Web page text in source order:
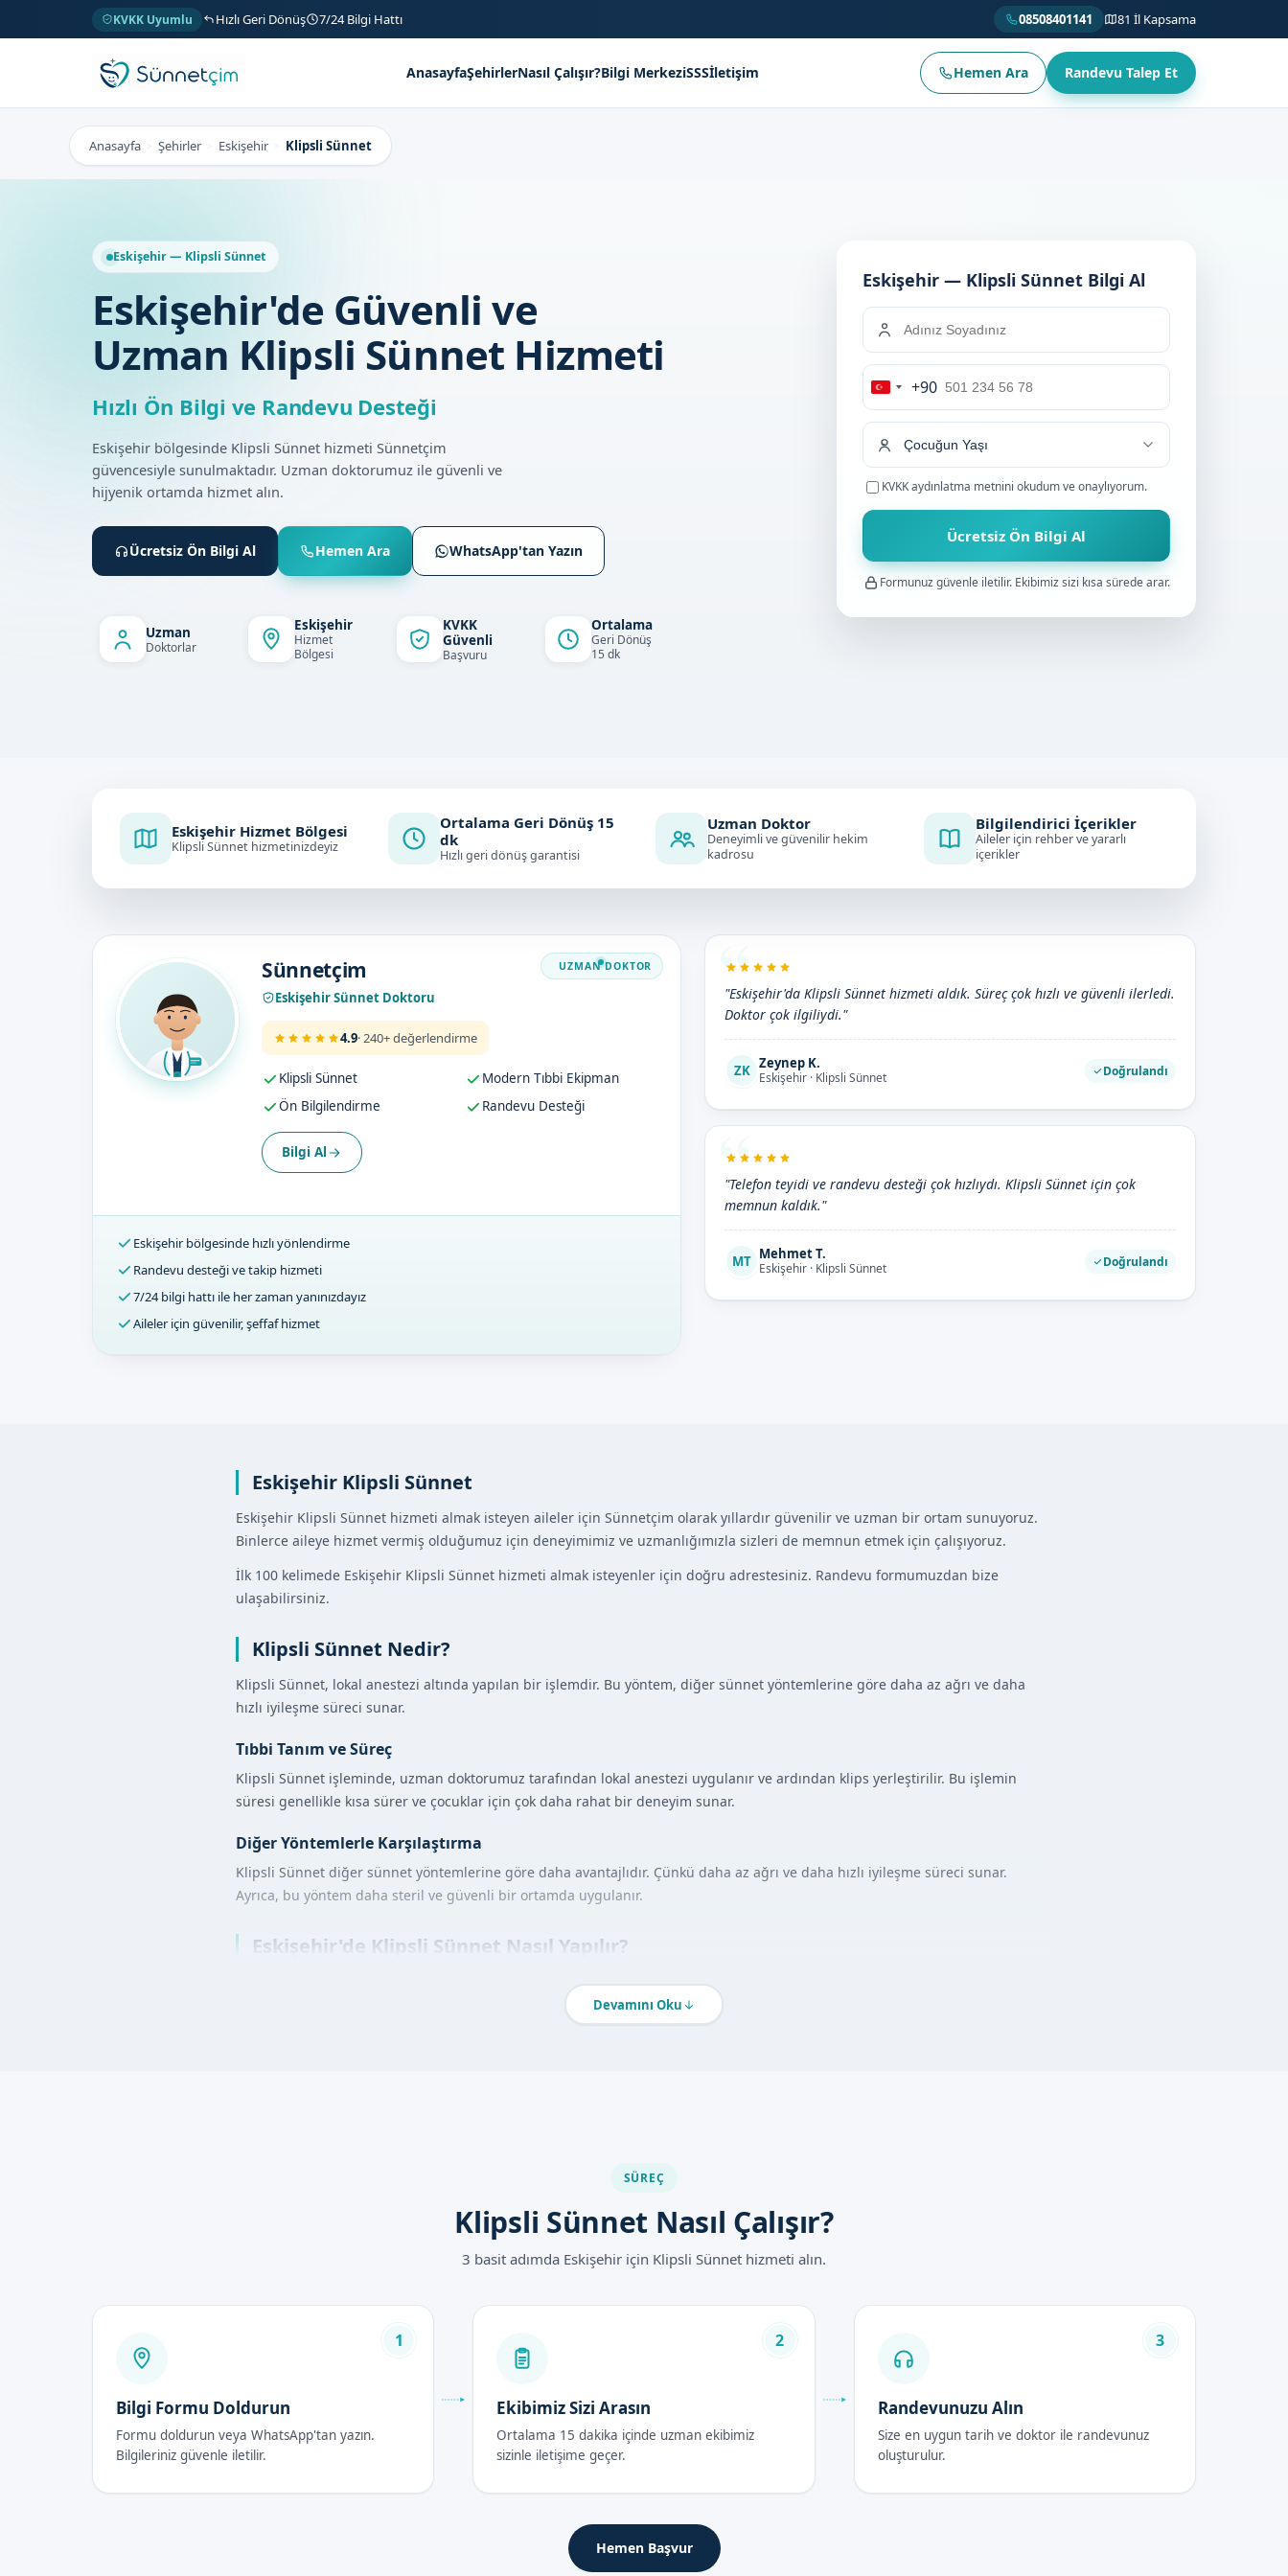
KVKK Uyumlu Hızlı Geri Dönüş 7/24 Bilgi Hattı 08508401141 81 İl Kapsama
AnasayfaŞehirlerNasıl Çalışır?Bilgi MerkeziSSSİletişim Hemen Ara Randevu Talep Et
Anasayfa > Şehirler > Eskişehir > Klipsli Sünnet
Eskişehir — Klipsli Sünnet
Eskişehir'de Güvenli ve
Uzman Klipsli Sünnet Hizmeti
Hızlı Ön Bilgi ve Randevu Desteği
Eskişehir bölgesinde Klipsli Sünnet hizmeti Sünnetçim
güvencesiyle sunulmaktadır. Uzman doktorumuz ile güvenli ve
hijyenik ortamda hizmet alın.
Ücretsiz Ön Bilgi Al Hemen Ara WhatsApp'tan Yazın
Uzman
Doktorlar
Eskişehir
Hizmet
Bölgesi
KVKK
Güvenli
Başvuru
Ortalama
Geri Dönüş
15 dk
Eskişehir — Klipsli Sünnet Bilgi Al
Turkey
+90
+90
KVKK aydınlatma metnini okudum ve onaylıyorum.
Ücretsiz Ön Bilgi Al
Formunuz güvenle iletilir. Ekibimiz sizi kısa sürede arar.
Eskişehir Hizmet Bölgesi
Klipsli Sünnet hizmetinizdeyiz
Ortalama Geri Dönüş 15
dk
Hızlı geri dönüş garantisi
Uzman Doktor
Deneyimli ve güvenilir hekim
kadrosu
Bilgilendirici İçerikler
Aileler için rehber ve yararlı
içerikler
DoktorumuzSünnetçim
Eskişehir Sünnet Doktoru
4.9· 240+ değerlendirme
Klipsli Sünnet
Modern Tıbbi Ekipman
Ön Bilgilendirme
Randevu Desteği
Bilgi Al
Eskişehir bölgesinde hızlı yönlendirme
Randevu desteği ve takip hizmeti
7/24 bilgi hattı ile her zaman yanınızdayız
Aileler için güvenilir, şeffaf hizmet
"Eskişehir'da Klipsli Sünnet hizmeti aldık. Süreç çok hızlı ve güvenli ilerledi.
Doktor çok ilgiliydi."
ZK Zeynep K.
Eskişehir · Klipsli Sünnet Doğrulandı
"Telefon teyidi ve randevu desteği çok hızlıydı. Klipsli Sünnet için çok
memnun kaldık."
MT Mehmet T.
Eskişehir · Klipsli Sünnet Doğrulandı
Eskişehir Klipsli Sünnet
Eskişehir Klipsli Sünnet hizmeti almak isteyen aileler için Sünnetçim olarak yıllardır güvenilir ve uzman bir ortam sunuyoruz.
Binlerce aileye hizmet vermiş olduğumuz için deneyimimiz ve uzmanlığımızla sizleri de memnun etmek için çalışıyoruz.
İlk 100 kelimede Eskişehir Klipsli Sünnet hizmeti almak isteyenler için doğru adrestesiniz. Randevu formumuzdan bize
ulaşabilirsiniz.
Klipsli Sünnet Nedir?
Klipsli Sünnet, lokal anestezi altında yapılan bir işlemdir. Bu yöntem, diğer sünnet yöntemlerine göre daha az ağrı ve daha
hızlı iyileşme süreci sunar.
Tıbbi Tanım ve Süreç
Klipsli Sünnet işleminde, uzman doktorumuz tarafından lokal anestezi uygulanır ve ardından klips yerleştirilir. Bu işlemin
süresi genellikle kısa sürer ve çocuklar için çok daha rahat bir deneyim sunar.
Diğer Yöntemlerle Karşılaştırma
Klipsli Sünnet diğer sünnet yöntemlerine göre daha avantajlıdır. Çünkü daha az ağrı ve daha hızlı iyileşme süreci sunar.
Ayrıca, bu yöntem daha steril ve güvenli bir ortamda uygulanır.
Eskişehir'de Klipsli Sünnet Nasıl Yapılır?
İşlem öncesi, çocukların genel sağlık durumları değerlendirilir ve gerekli olan tüm tetkikler yapılır. Daha sonra, lokal anestezi
uygulanır ve klips yerleştirilir. İşlem sırasında, çocukların rahat ve güvende hissetmeleri için gerekli tüm önlemler alınır.
Klipsli Sünnet Fiyatları 2026
Klipsli Sünnet fiyatları 2026 yılında uzmanlık ve hizmet kalitesine göre değişebilir. Randevu formumuzdan bize ulaşarak daha
Klipsli Sünnet Sonrası Bakım Rehberi
İşlem sonrasında, çocukların ilk 48 saat içerisinde dinlenmesi ve bol sıvı tüketmesi önerilir. Ayrıca, gerekli olan tüm ilaçlar
uzman doktorumuz tarafından reçete edilir.
İyileşme Süreci
İyileşme süreci genellikle birkaç gün sürer. Bu süreç içerisinde, çocukların rahat ve güvende hissetmeleri için gerekli tüm
Devamını Oku
SÜREÇ
Klipsli Sünnet Nasıl Çalışır?
3 basit adımda Eskişehir için Klipsli Sünnet hizmeti alın.
1
Bilgi Formu Doldurun
Formu doldurun veya WhatsApp'tan yazın.
Bilgileriniz güvenle iletilir.
2
Ekibimiz Sizi Arasın
Ortalama 15 dakika içinde uzman ekibimiz
sizinle iletişime geçer.
3
Randevunuzu Alın
Size en uygun tarih ve doktor ile randevunuz
oluşturulur.
Hemen Başvur